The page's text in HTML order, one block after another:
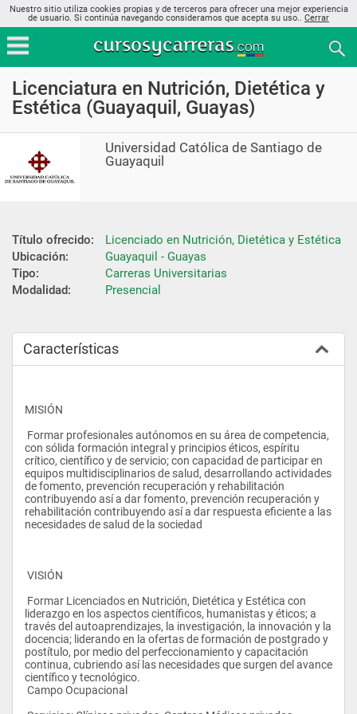
Nuestro sitio utiliza cookies propias y de terceros para ofrecer una mejor experiencia
de usuario. Si continúa navegando consideramos que acepta su uso.. Cerrar
Licenciatura en Nutrición, Dietética y
Estética (Guayaquil, Guayas)
Universidad Católica de Santiago de
Guayaquil
Título ofrecido:
Licenciado en Nutrición, Dietética y Estética
Ubicación:
Guayaquil - Guayas
Tipo:
Carreras Universitarias
Modalidad:
Presencial
Características
MISIÓN
con sólida formación integral y principios éticos, espíritu
crítico, científico y de servicio; con capacidad de participar en
equipos multidisciplinarios de salud, desarrollando actividades
de fomento, prevención recuperación y rehabilitación
contribuyendo así a dar fomento, prevención recuperación y
rehabilitación contribuyendo así a dar respuesta eficiente a las
necesidades de salud de la sociedad
VISIÓN
liderazgo en los aspectos científicos, humanistas y éticos; a
través del autoaprendizajes, la investigación, la innovación y la
docencia; liderando en la ofertas de formación de postgrado y
postítulo, por medio del perfeccionamiento y capacitación
continua, cubriendo así las necesidades que surgen del avance
científico y tecnológico.
Campo Ocupacional